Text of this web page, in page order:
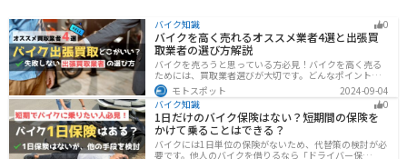
バイク知識 0
バイクを高く売れるオススメ業者4選と出張買
取業者の選び方解説
バイクを売ろうと思っている方必見！バイクを高く売る
ためには、買取業者選びが大切です。どんなポイントで
業者を選べばいいのか見るべきポイントを7つまとめまし
た。また、買取実績が豊富なオススメの買取業者を4つを
厳選・解説します。
モトスポット
2024-09-04
バイク知識
0
1日だけのバイク保険はない？短期間の保険を
かけて乗ることはできる？
バイクには1日単位の保険がないため、代替策の検討が必
要です。他人のバイクを借りるなら「ドライバー保